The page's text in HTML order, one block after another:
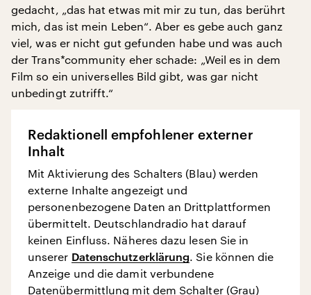
gedacht, „das hat etwas mit mir zu tun, das berührt
mich, das ist mein Leben“. Aber es gebe auch ganz
viel, was er nicht gut gefunden habe und was auch
der Trans*community eher schade: „Weil es in dem
Film so ein universelles Bild gibt, was gar nicht
unbedingt zutrifft.“
Redaktionell empfohlener externer
Inhalt
Mit Aktivierung des Schalters (Blau) werden
externe Inhalte angezeigt und
personenbezogene Daten an Drittplattformen
übermittelt. Deutschlandradio hat darauf
keinen Einfluss. Näheres dazu lesen Sie in
unserer Datenschutzerklärung. Sie können die
Anzeige und die damit verbundene
Datenübermittlung mit dem Schalter (Grau)